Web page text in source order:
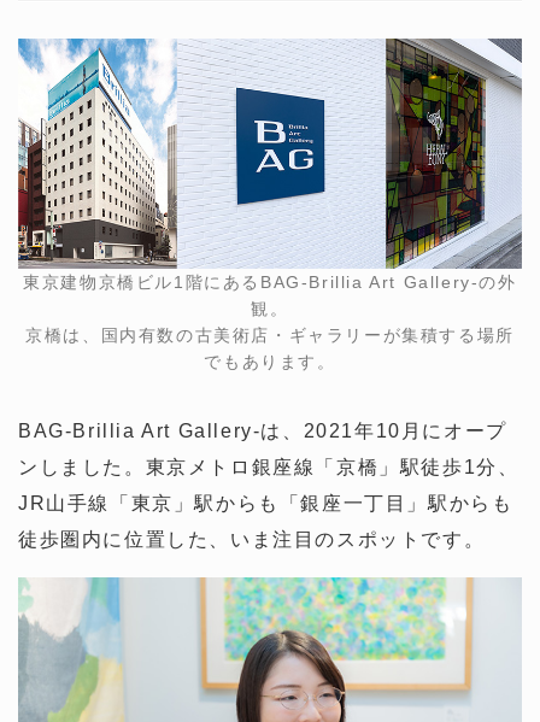
東京建物京橋ビル1階にあるBAG-Brillia Art Gallery-の外
観。
京橋は、国内有数の古美術店・ギャラリーが集積する場所
でもあります。
BAG-Brillia Art Gallery-は、2021年10月にオープ
ンしました。東京メトロ銀座線「京橋」駅徒歩1分、
JR山手線「東京」駅からも「銀座一丁目」駅からも
徒歩圏内に位置した、いま注目のスポットです。